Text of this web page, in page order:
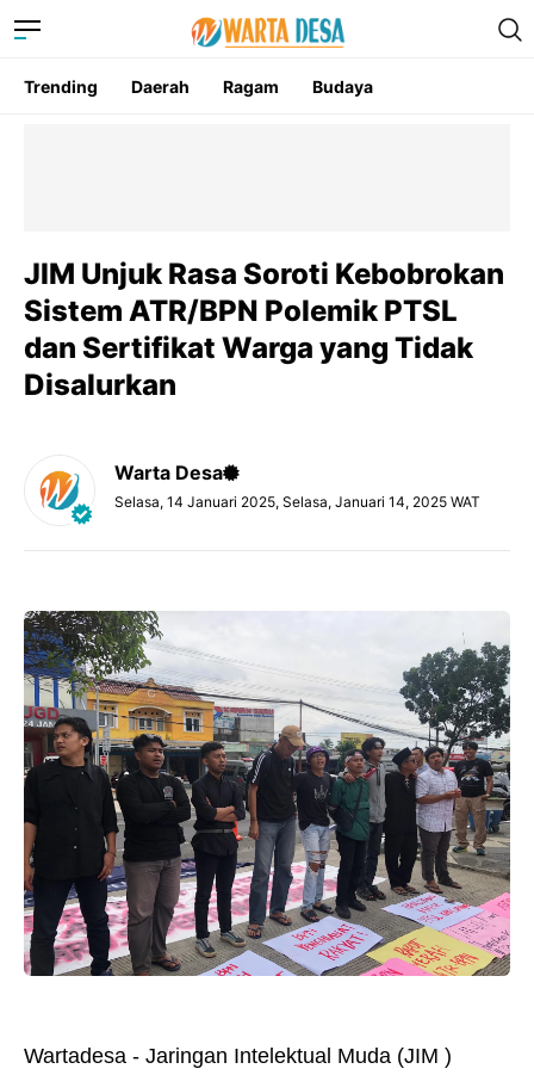
Trending Daerah Ragam Budaya
JIM Unjuk Rasa Soroti Kebobrokan
Sistem ATR/BPN Polemik PTSL
dan Sertifikat Warga yang Tidak
Disalurkan
Warta Desa
Selasa, 14 Januari 2025, Selasa, Januari 14, 2025 WAT
Wartadesa - Jaringan Intelektual Muda (JIM )